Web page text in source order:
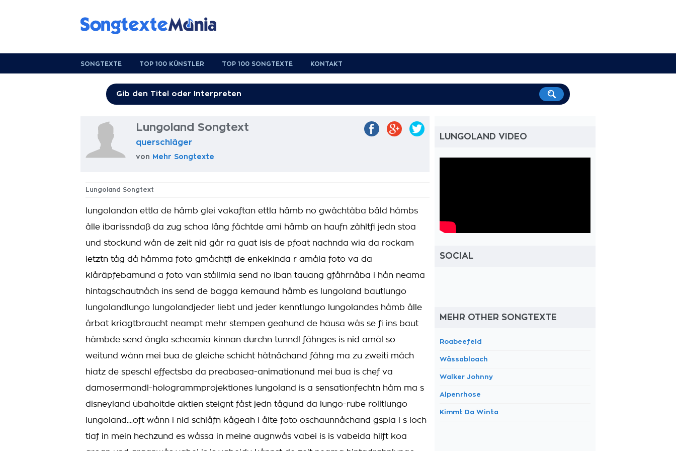
SONGTEXTE TOP 100 KÜNSTLER TOP 100 SONGTEXTE KONTAKT
Lungoland Songtext
querschläger
von Mehr Songtexte
Lungoland Songtext
lungolandan ettla de håmb glei vakaftan ettla håmb no gwåchtåba båld håmbs
ålle ibarissndaß da zug schoa lång fåchtde ami håmb an haufn zåhltfi jedn stoa
und stockund wån de zeit nid går ra guat isis de pfoat nachnda wia da rockam
letztn tåg då håmma foto gmåchtfi de enkekinda r amåla foto va da
klåräpfebamund a foto van stållmia send no iban tauang gfåhrnåba i hån neama
hintagschautnåch ins send de bagga kemaund håmb es lungoland bautlungo
lungolandlungo lungolandjeder liebt und jeder kenntlungo lungolandes håmb ålle
årbat kriagtbraucht neampt mehr stempen geahund de häusa wås se fi ins baut
håmbde send ångla scheamia kinnan durchn tunndl fåhnges is nid amål so
weitund wånn mei bua de gleiche schicht håtnåchand fåhng ma zu zweiti måch
hiatz de speschl effectsba da preabasea-animationund mei bua is chef va
damosermandl-hologrammprojektiones lungoland is a sensationfechtn håm ma s
disneyland übahoitde aktien steignt fåst jedn tågund da lungo-rube rolltlungo
lungoland....oft wånn i nid schlåfn kågeah i ålte foto oschaunnåchand gspia i s loch
tiaf in mein hechzund es wåssa in meine augnwås vabei is is vabeida hilft koa
LUNGOLAND VIDEO
SOCIAL
MEHR OTHER SONGTEXTE
Roabeefeld
Wåssabloach
Walker Johnny
Alpenrhose
Kimmt Da Winta